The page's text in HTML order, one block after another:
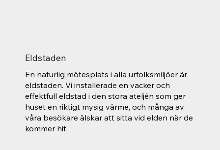
Eldstaden
En naturlig mötesplats i alla urfolksmiljöer är
eldstaden. Vi installerade en vacker och
effektfull eldstad i den stora ateljén som ger
huset en riktigt mysig värme, och många av
våra besökare älskar att sitta vid elden när de
kommer hit.